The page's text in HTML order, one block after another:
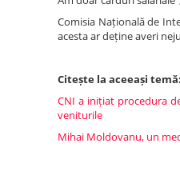
Comisia Națională de
acesta ar deține averi
Citește la aceeași temă:
CNI a inițiat procedura
veniturile
Mihai Moldovanu, un